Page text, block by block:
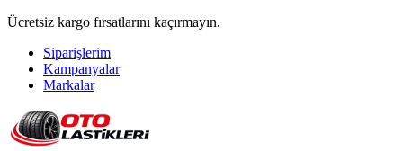
Ücretsiz kargo fırsatlarını kaçırmayın.
Siparişlerim
Kampanyalar
Markalar